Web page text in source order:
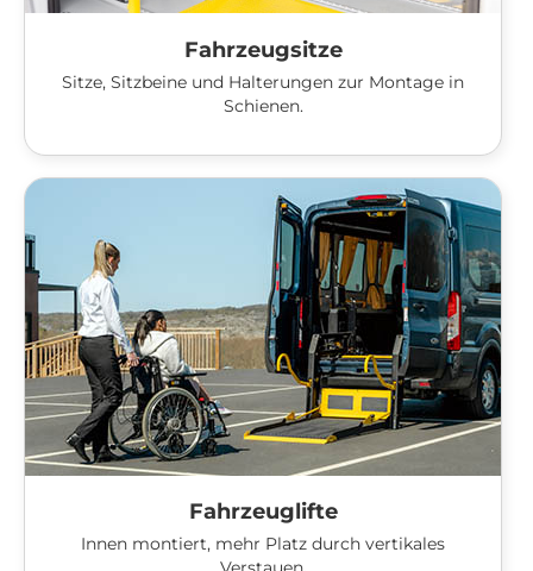
Fahrzeugsitze
Sitze, Sitzbeine und Halterungen zur Montage in
Schienen.
Fahrzeuglifte
Innen montiert, mehr Platz durch vertikales